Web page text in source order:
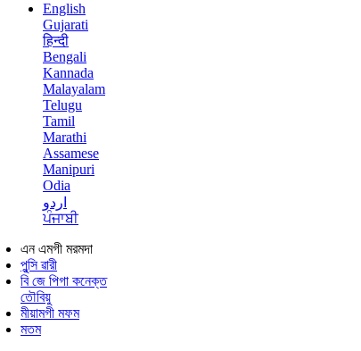
English
Gujarati
हिन्दी
Bengali
Kannada
Malayalam
Telugu
Tamil
Marathi
Assamese
Manipuri
Odia
اردو
ਪੰਜਾਬੀ
এন এমগী মরমদা
পুন্সি ৱারী
বি জে পিগা কনেক্ত
তৌবিয়ু
মীয়ামগী মফম
মতম